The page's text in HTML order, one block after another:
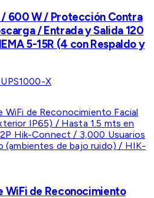
/ 600 W / Protección Contra
/ Entrada y Salida 120
5-15R (4 con Respaldo y
X
WiFi de Reconocimiento